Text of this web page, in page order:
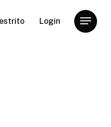
Login Menu